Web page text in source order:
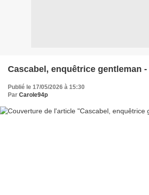
Cascabel, enquêtrice gentleman -
Publié le 17/05/2026 à 15:30
Par Carole94p